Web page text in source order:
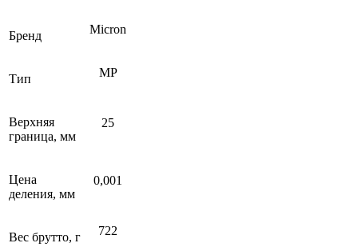
Бренд Micron
Тип МР
Верхняя
граница, мм
25
Цена
деления, мм
0,001
Вес брутто, г 722